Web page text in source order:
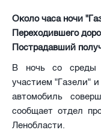
Около часа ночи
Переходившего
Пострадавший
В ночь со среды
участием "Газели"
автомобиль
сообщает отдел
Ленобласти.